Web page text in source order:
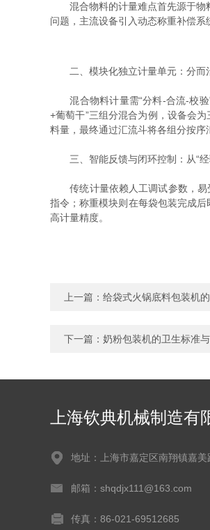
混合物料的计量难点首先源于物料
问题，主流设备引入动态称重补偿
二、模块化独立计量单元：分而
混合物料计量需“分料-合流-校验”
+葡萄干”三组分混合为例，设备会
料量，最终通过汇流斗将各组分按序
三、智能反馈与闭环控制：从“经
传统计量依赖人工调试参数，易
指令；称重模块则在每袋包装完成
高计量精度。
上一篇： 给袋式火锅底料包装机
下一篇： 奶粉包装机的卫生标准
上海钦典机械制造有
地址：上海市嘉定区南翔镇嘉
邮箱：shqdjx111@163.com
传真：86-021-69512685